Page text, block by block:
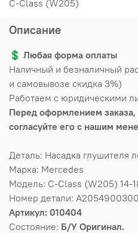
C-Class (W205)
Описание
💲 Любая форма оплаты
Наличный и безналичный
и самовывозе скидка 3%)
Работаем с юридическими
Перед оформлением заказа,
согласуйте его с нашим
Деталь: Насадка глушителя
Марка: Mercedes
Модель: C-Class (W205) 14-
Номер детали: A2054900300
Артикул: 010404
Состояние: Б/У Оригинал.